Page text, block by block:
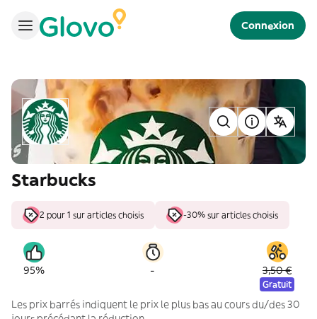
Connexion
Starbucks
2 pour 1 sur articles choisis -30% sur articles choisis
95% - 3,50 €
Gratuit
Les prix barrés indiquent le prix le plus bas au cours du/des 30